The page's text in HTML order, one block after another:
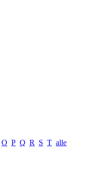
O P Q R S T alle